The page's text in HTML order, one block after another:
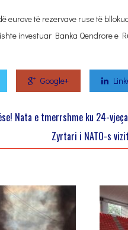
eurove të rezervave ruse të
investuar Banka Qendrore e
Google+
Nata e tmerrshme ku 24-
Zyrtari i NATO-s